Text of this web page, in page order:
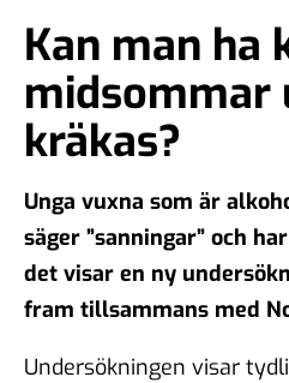
Kan man ha
midsommar
kräkas?
Unga vuxna som är
säger ”sanningar” och
det visar en ny
fram tillsammans med
Undersökningen visar